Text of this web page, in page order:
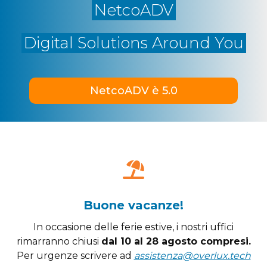
NetcoADV
Digital Solutions Around You
NetcoADV è 5.0
Buone vacanze!
In occasione delle ferie estive, i nostri uffici
rimarranno chiusi dal 10 al 28 agosto compresi.
Per urgenze scrivere ad assistenza@overlux.tech